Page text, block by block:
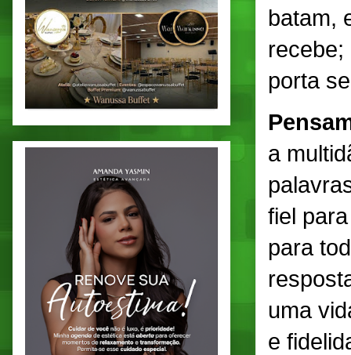
batam,
recebe;
porta
a
fiel
para
uma
e